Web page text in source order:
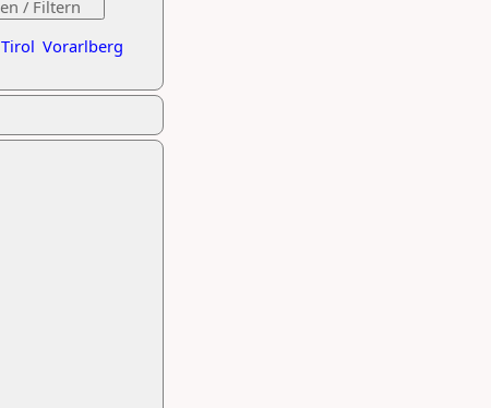
Tirol Vorarlberg